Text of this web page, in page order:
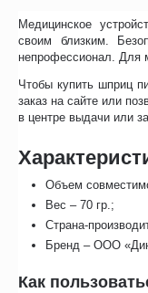
Медицинское
своим близким.
непрофессионал. Для
Чтобы купить шприц
заказ на сайте или
в центре выдачи или
Объем
Вес – 70 гр.;
Страна-
Бренд – ООО
Как